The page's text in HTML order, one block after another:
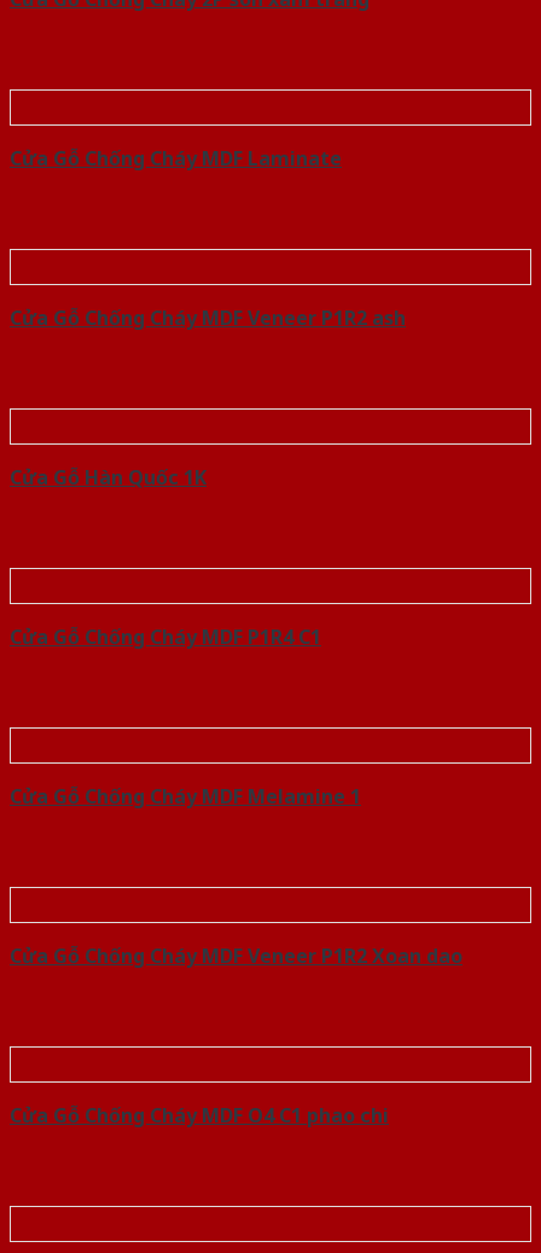
Cửa Gỗ Chống Cháy MDF Laminate
Cửa Gỗ Chống Cháy MDF Veneer P1R2 ash
Cửa Gỗ Hàn Quốc 1K
Cửa Gỗ Chống Cháy MDF P1R4 C1
Cửa Gỗ Chống Cháy MDF Melamine 1
Cửa Gỗ Chống Cháy MDF Veneer P1R2 Xoan dao
Cửa Gỗ Chống Cháy MDF O4 C1 phao chi